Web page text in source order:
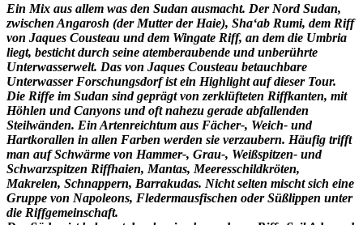
Ein Mix aus allem was den Sudan ausmacht. Der Nord Sudan,
zwischen Angarosh (der Mutter der Haie), Sha‘ab Rumi, dem Riff
von Jaques Cousteau und dem Wingate Riff, an dem die Umbria
liegt, besticht durch seine atemberaubende und unberührte
Unterwasserwelt. Das von Jaques Cousteau betauchbare
Unterwasser Forschungsdorf ist ein Highlight auf dieser Tour.
Die Riffe im Sudan sind geprägt von zerklüfteten Riffkanten, mit
Höhlen und Canyons und oft nahezu gerade abfallenden
Steilwänden. Ein Artenreichtum aus Fächer-, Weich- und
Hartkorallen in allen Farben werden sie verzaubern. Häufig trifft
man auf Schwärme von Hammer-, Grau-, Weißspitzen- und
Schwarzspitzen Riffhaien, Mantas, Meeresschildkröten,
Makrelen, Schnappern, Barrakudas. Nicht selten mischt sich eine
Gruppe von Napoleons, Fledermausfischen oder Süßlippen unter
die Riffgemeinschaft.